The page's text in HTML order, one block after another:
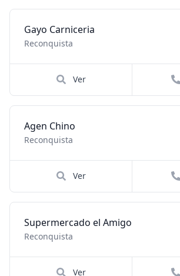
Gayo Carniceria
Reconquista
Ver
Agen Chino
Reconquista
Ver
Supermercado el Amigo
Reconquista
Ver